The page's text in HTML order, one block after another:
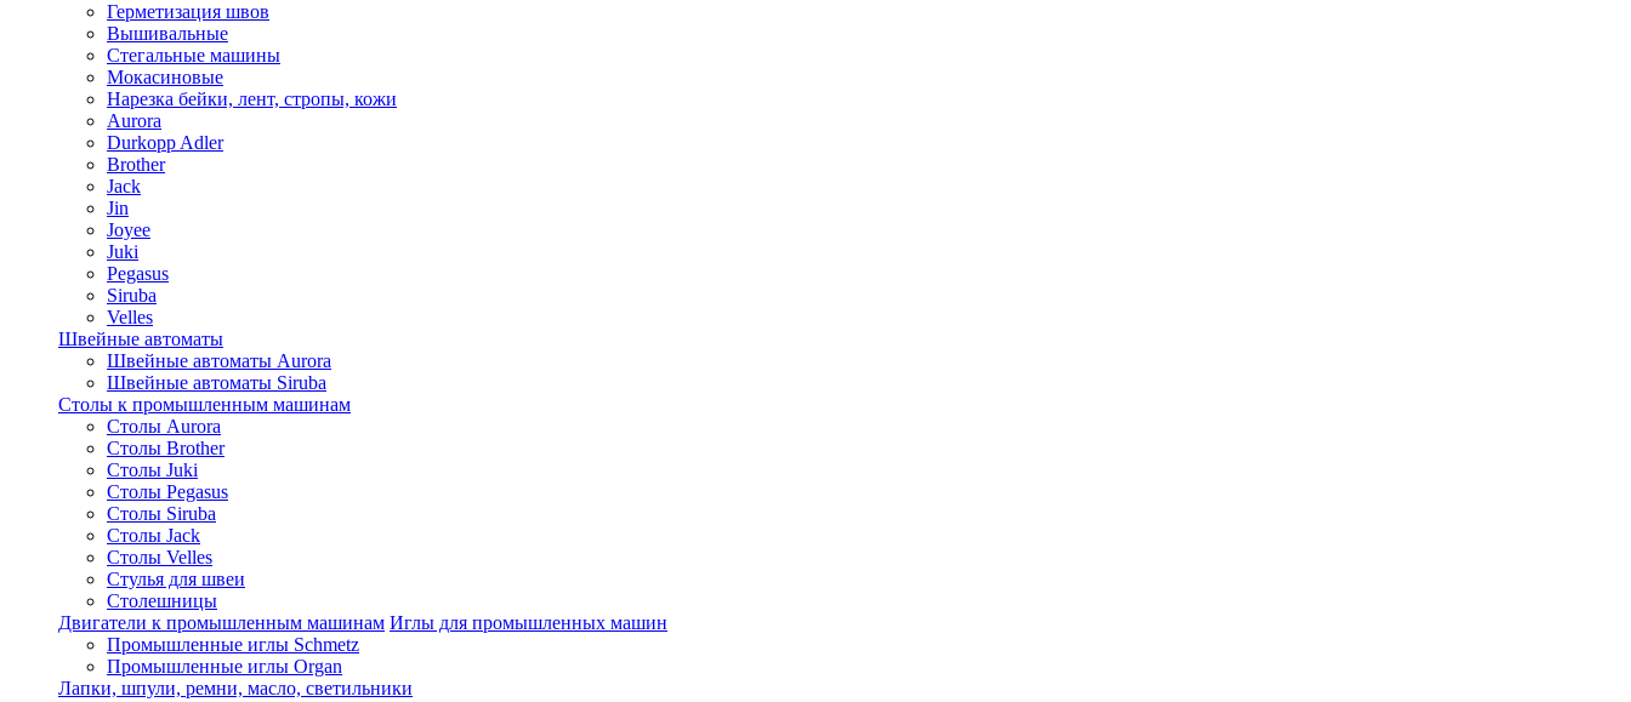
Герметизация швов
Вышивальные
Стегальные машины
Мокасиновые
Нарезка бейки, лент, стропы, кожи
Aurora
Durkopp Adler
Brother
Jack
Jin
Joyee
Juki
Pegasus
Siruba
Velles
Швейные автоматы
Швейные автоматы Aurora
Швейные автоматы Siruba
Столы к промышленным машинам
Столы Aurora
Столы Brother
Столы Juki
Столы Pegasus
Столы Siruba
Столы Jack
Столы Velles
Стулья для швеи
Столешницы
Двигатели к промышленным машинам Иглы для промышленных машин
Промышленные иглы Schmetz
Промышленные иглы Organ
Лапки, шпули, ремни, масло, светильники